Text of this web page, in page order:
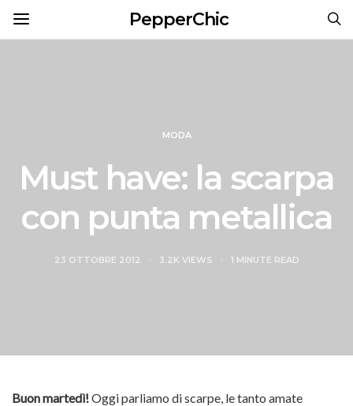
PepperChic
MODA
Must have: la scarpa
con punta metallica
23 OTTOBRE 2012 3.2K VIEWS 1 MINUTE READ
Buon martedì!Oggi parliamo di scarpe, le tanto amate